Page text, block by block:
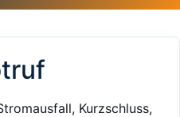
Kurzschluss,